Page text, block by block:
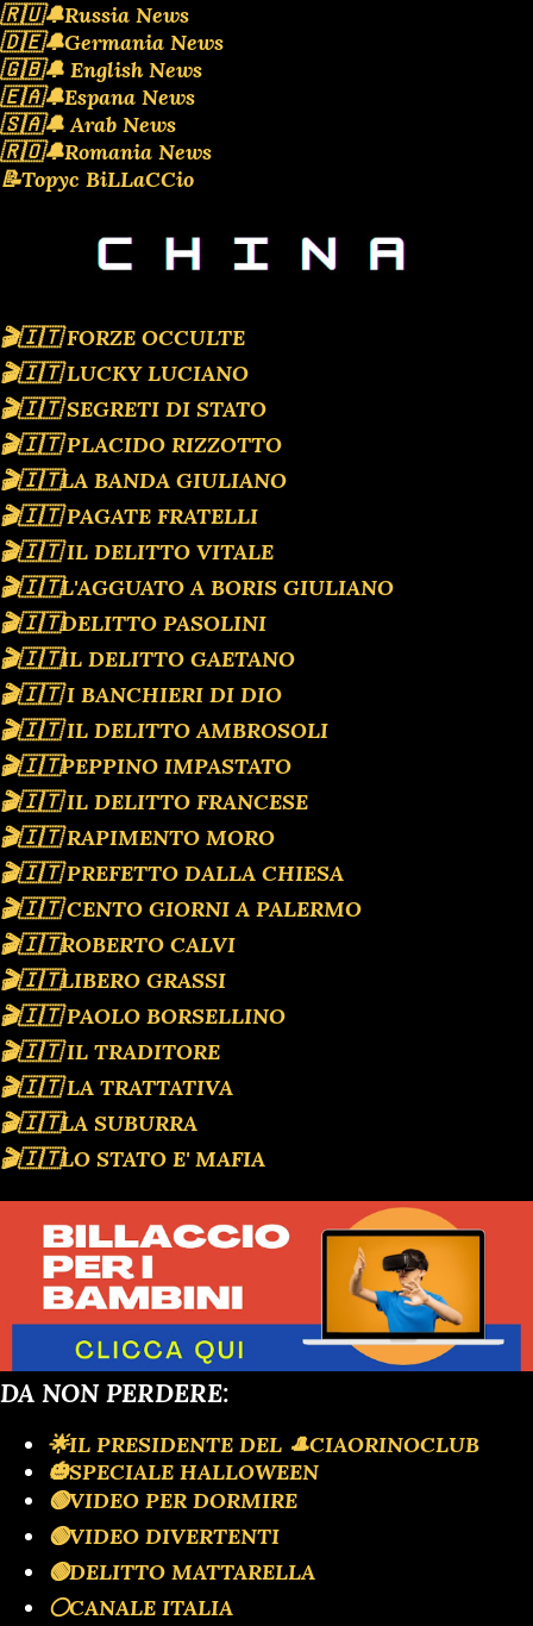
🇷🇺🔔Russia News
🇩🇪🔔Germania News
🇬🇧🔔 English News
🇪🇦🔔Espana News
🇸🇦🔔 Arab News
🇷🇴🔔Romania News
📝Topyc BiLLaCCio
🎬🇮🇹 FORZE OCCULTE
🎬🇮🇹 LUCKY LUCIANO
🎬🇮🇹 SEGRETI DI STATO
🎬🇮🇹 PLACIDO RIZZOTTO
🎬🇮🇹LA BANDA GIULIANO
🎬🇮🇹 PAGATE FRATELLI
🎬🇮🇹 IL DELITTO VITALE
🎬🇮🇹L'AGGUATO A BORIS GIULIANO
🎬🇮🇹DELITTO PASOLINI
🎬🇮🇹IL DELITTO GAETANO
🎬🇮🇹 I BANCHIERI DI DIO
🎬🇮🇹 IL DELITTO AMBROSOLI
🎬🇮🇹PEPPINO IMPASTATO
🎬🇮🇹 IL DELITTO FRANCESE
🎬🇮🇹 RAPIMENTO MORO
🎬🇮🇹 PREFETTO DALLA CHIESA
🎬🇮🇹 CENTO GIORNI A PALERMO
🎬🇮🇹ROBERTO CALVI
🎬🇮🇹LIBERO GRASSI
🎬🇮🇹 PAOLO BORSELLINO
🎬🇮🇹 IL TRADITORE
🎬🇮🇹 LA TRATTATIVA
🎬🇮🇹LA SUBURRA
🎬🇮🇹LO STATO E' MAFIA
DA NON PERDERE:
🌟IL PRESIDENTE DEL 🎩CIAORINOCLUB
🎃SPECIALE HALLOWEEN
🟢VIDEO PER DORMIRE
🟢VIDEO DIVERTENTI
🟢DELITTO MATTARELLA
⚪️CANALE ITALIA